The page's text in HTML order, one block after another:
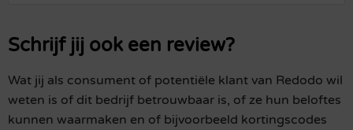
Schrijf jij ook een review?
Wat jij als consument of potentiële klant van Redodo wil
weten is of dit bedrijf betrouwbaar is, of ze hun beloftes
kunnen waarmaken en of bijvoorbeeld kortingscodes